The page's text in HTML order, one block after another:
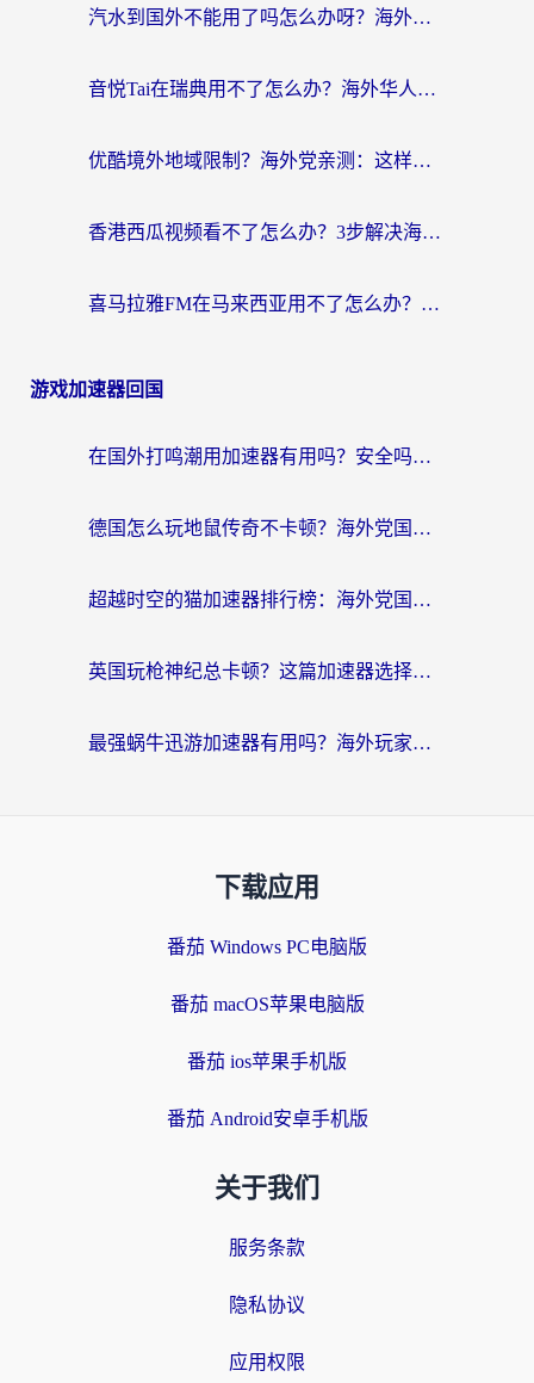
汽水到国外不能用了吗怎么办呀？海外党追剧看片的救星在这里！
音悦Tai在瑞典用不了怎么办？海外华人追剧听歌的实用指南
优酷境外地域限制？海外党亲测：这样看国内剧再也不卡（附3个实用场景解决）
香港西瓜视频看不了怎么办？3步解决海外追剧难题，附靠谱加速器推荐
喜马拉雅FM在马来西亚用不了怎么办？海外华人亲测有效的回国加速指南
游戏加速器回国
在国外打鸣潮用加速器有用吗？安全吗？海外玩家国服游戏加速全指南
德国怎么玩地鼠传奇不卡顿？海外党国服游戏加速全攻略（含战双EVE实用指南）
超越时空的猫加速器排行榜：海外党国服游戏不卡顿的终极选择指南
英国玩枪神纪总卡顿？这篇加速器选择指南帮你告别延迟（附实测推荐）
最强蜗牛迅游加速器有用吗？海外玩家国服游戏加速避坑指南（附德国玩忍者必须死3流星蝴蝶剑解决办法）
下载应用
番茄 Windows PC电脑版
番茄 macOS苹果电脑版
番茄 ios苹果手机版
番茄 Android安卓手机版
关于我们
服务条款
隐私协议
应用权限